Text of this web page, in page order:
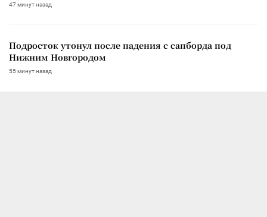
47 минут назад
Подросток утонул после падения с сапборда под
Нижним Новгородом
55 минут назад